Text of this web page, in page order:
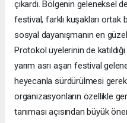
çıkardı. Bölgenin geleneksel
festival, farklı kuşakları ortak
sosyal dayanışmanın en
Protokol üyelerinin de
yarım asrı aşan festival
heyecanla sürdürülmesi
organizasyonların özellikle
tanıması açısından büyük